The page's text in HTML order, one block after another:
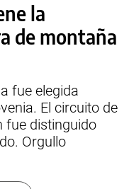
la
de montaña
fue elegida
El circuito de
fue distinguido
Orgullo